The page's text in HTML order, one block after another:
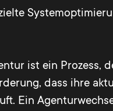
ist ein
dass ihre
Ein